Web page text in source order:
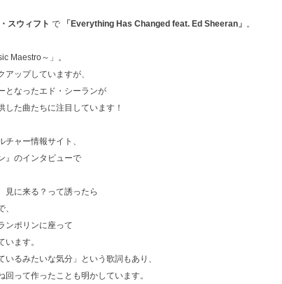
スウィフト で 「Everything Has Changed feat. Ed Sheeran」 。
Maestro～」。
ップしていますが、
となったエド・シーランが
した曲たちに注目しています！
ャー情報サイト、
』のインタビューで
見に来る？って誘ったら
ンポリンに座って
ます。
いるみたいな気分」という歌詞もあり、
って作ったことも明かしています。